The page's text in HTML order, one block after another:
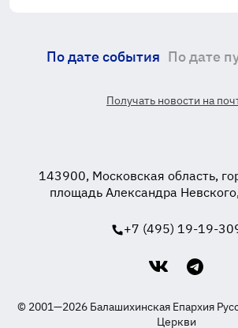
По дате события По дате
Получать новости на
143900, Московская область,
площадь Александра
+7 (495) 19-19-
© 2001—2026 Балашихинская Епархия
Церкви